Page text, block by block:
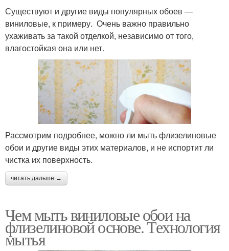
Существуют и другие виды популярных обоев —
виниловые, к примеру. Очень важно правильно
ухаживать за такой отделкой, независимо от того,
влагостойкая она или нет.
Рассмотрим подробнее, можно ли мыть флизелиновые
обои и другие виды этих материалов, и не испортит ли
чистка их поверхность.
читать дальше →
Чем мыть виниловые обои на
флизелиновой основе. Технология
мытья